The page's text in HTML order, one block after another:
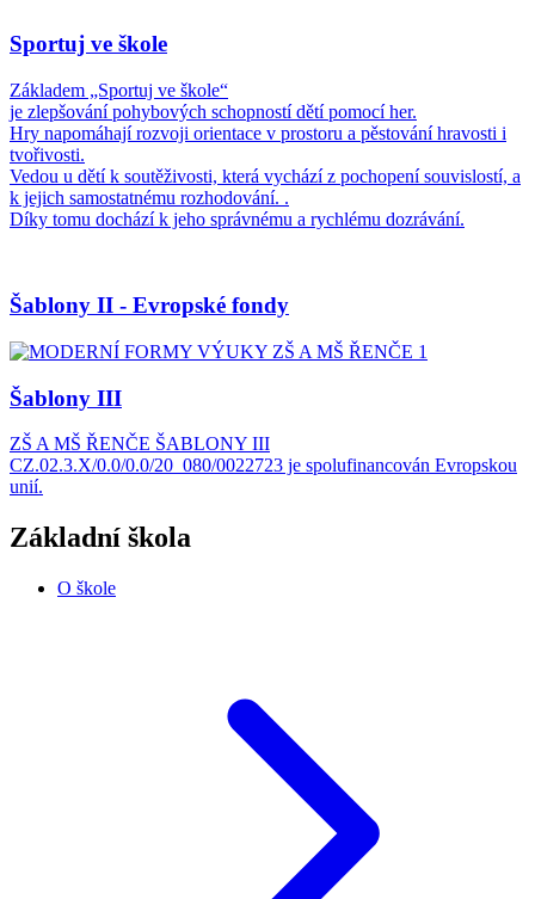
Sportuj ve škole
Základem „Sportuj ve škole“
je zlepšování pohybových schopností dětí pomocí her.
Hry napomáhají rozvoji orientace v prostoru a pěstování hravosti i
tvořivosti.
Vedou u dětí k soutěživosti, která vychází z pochopení souvislostí, a
k jejich samostatnému rozhodování. .
Díky tomu dochází k jeho správnému a rychlému dozrávání.
Šablony II - Evropské fondy
Šablony III
ZŠ A MŠ ŘENČE ŠABLONY III
CZ.02.3.X/0.0/0.0/20_080/0022723 je spolufinancován Evropskou
unií.
Základní škola
O škole